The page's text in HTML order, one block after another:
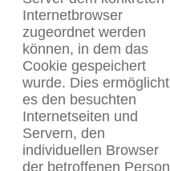
Internetbrowser
zugeordnet werden
können, in dem das
Cookie gespeichert
wurde. Dies ermöglicht
es den besuchten
Internetseiten und
Servern, den
individuellen Browser
der betroffenen Person